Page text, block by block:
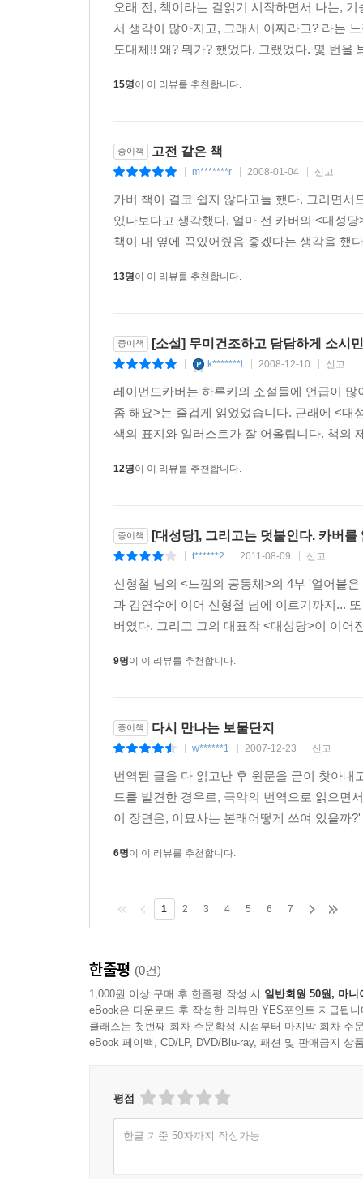
오래 전, 책이라는 걸읽기 시작하면서 나는,
서 생각이 많아지고, 그래서 어쩌라고? 라는
도대체!! 왜? 뭐가? 했었다. 그랬었다. 몇 번
15명이 이 리뷰를 추천합니다.
종이책 고전 같은 책
m*******r 2008-01-04 신고
카버 책이 결코 쉽지 않다고들 했다. 그러면
있나보다고 생각했다. 얼마 전 카버의 <대성
책이 내 옆에 꼭있어줬음 좋겠다는 생각을 했
13명이 이 리뷰를 추천합니다.
종이책 [소설] 무미건조하고 담담하게 소시
k*******l 2008-12-10 신고
레이먼드카버는 하루키의 소설들에 언급이
좀 해요>는 즐겁게 읽었었습니다. 근래에 <대
색의 표지와 일러스트가 잘 어올립니다. 책의
12명이 이 리뷰를 추천합니다.
종이책 [대성당], 그리고는 덧붙인다. 카버를
t******2 2011-08-09 신고
신형철 님의 <느낌의 공동체>의 4부 '얼어붙
과 김연수에 이어 신형철 님에 이르기까지...
버였다. 그리고 그의 대표작 <대성당>이 이어
9명이 이 리뷰를 추천합니다.
종이책 다시 만나는 보물단지
w******1 2007-12-23 신고
번역된 글을 다 읽고난 후 원문을 굳이 찾아
드를 발견한 경우로, 극악의 번역으로 읽으면
이 장면은, 이묘사는 본래어떻게 쓰여 있을까
6명이 이 리뷰를 추천합니다.
1 2 3 4 5 6 7
한줄평 (0건)
1,000원 이상 구매 후 한줄평 작성 시 일반회원 50원, 마니
eBook은 다운로드 후 작성한 리뷰만 YES포인트 지급됩니
클래스는 첫번째 회차 주문확정 시점부터 마지막 회차 주
eBook 페이백, CD/LP, DVD/Blu-ray, 패션 및 판매금지 상
평점
한글 기준 50자까지 작성가능